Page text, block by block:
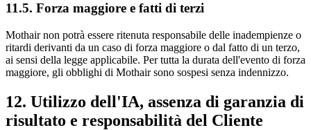
11.5. Forza maggiore e fatti di terzi
Mothair non potrà essere ritenuta responsabile delle inadempienze o
ritardi derivanti da un caso di forza maggiore o dal fatto di un terzo,
ai sensi della legge applicabile. Per tutta la durata dell'evento di forza
maggiore, gli obblighi di Mothair sono sospesi senza indennizzo.
12. Utilizzo dell'IA, assenza di garanzia di
risultato e responsabilità del Cliente